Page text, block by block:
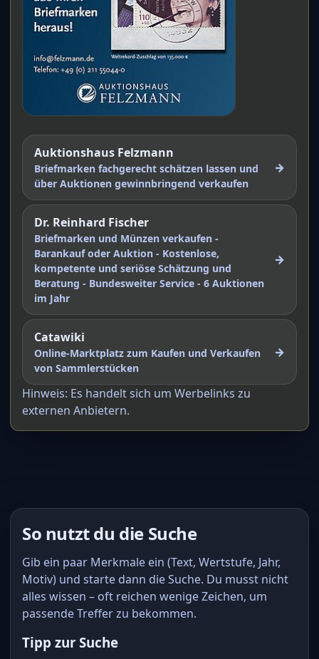
Auktionshaus Felzmann
Briefmarken fachgerecht schätzen lassen und
über Auktionen gewinnbringend verkaufen
→
Dr. Reinhard Fischer
Briefmarken und Münzen verkaufen -
Barankauf oder Auktion - Kostenlose,
kompetente und seriöse Schätzung und
Beratung - Bundesweiter Service - 6 Auktionen
im Jahr
→
Catawiki
Online-Marktplatz zum Kaufen und Verkaufen
von Sammlerstücken
→
Hinweis: Es handelt sich um Werbelinks zu
externen Anbietern.
So nutzt du die Suche
Gib ein paar Merkmale ein (Text, Wertstufe, Jahr,
Motiv) und starte dann die Suche. Du musst nicht
alles wissen – oft reichen wenige Zeichen, um
passende Treffer zu bekommen.
Tipp zur Suche